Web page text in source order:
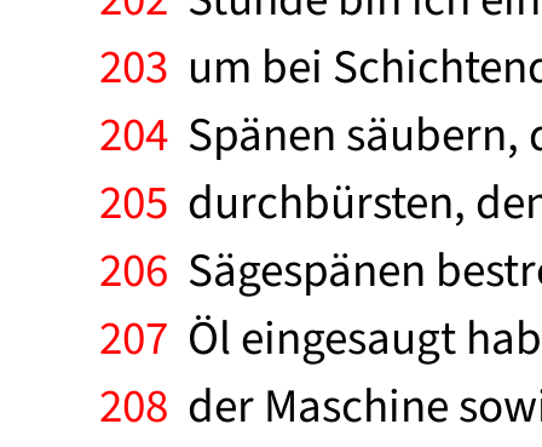
203 um bei
204 Spänen
205 durchbürsten,
206 Sägespänen
207 Öl eingesaugt
208 der Maschine